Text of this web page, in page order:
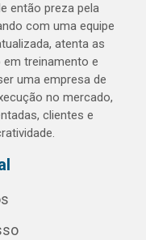
então preza pela
com uma equipe
atenta as
treinamento e
uma empresa de
no mercado,
clientes e